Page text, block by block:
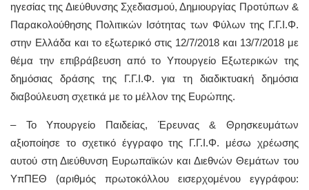
ηγεσίας της Διεύθυνσης Σχεδιασμού, Δημιουργίας Προτύπων &
Παρακολούθησης Πολιτικών Ισότητας των Φύλων της Γ.Γ.Ι.Φ.
στην Ελλάδα και το εξωτερικό στις 12/7/2018 και 13/7/2018 με
θέμα την επιβράβευση από το Υπουργείο Εξωτερικών της
δημόσιας δράσης της Γ.Γ.Ι.Φ. για τη διαδικτυακή δημόσια
διαβούλευση σχετικά με το μέλλον της Ευρώπης.
– To Υπουργείο Παιδείας, Έρευνας & Θρησκευμάτων
αξιοποίησε το σχετικό έγγραφο της Γ.Γ.Ι.Φ. μέσω χρέωσης
αυτού στη Διεύθυνση Ευρωπαϊκών και Διεθνών Θεμάτων του
ΥπΠΕΘ (αριθμός πρωτοκόλλου εισερχομένου εγγράφου: